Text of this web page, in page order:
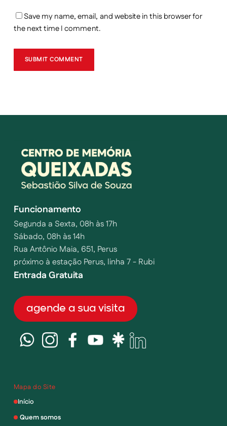
Save my name, email, and website in this browser for
the next time I comment.
Funcionamento
Segunda a Sexta, 08h às 17h
Sábado, 08h às 14h
Rua Antônio Maia, 651, Perus
próximo à estação Perus, linha 7 - Rubi
Entrada Gratuita
agende a sua visita
Mapa do Site
Início
Quem somos